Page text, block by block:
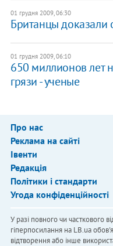
01 грудня 2009, 06:30
Британцы доказали
01 грудня 2009, 06:10
650 миллионов лет
грязи - ученые
Про нас
Реклама на сайті
Івенти
Редакція
Політики і стандарти
Угода конфіденційності
У разі повного чи часткового
гіперпосилання на LB.ua
відтворення або інше